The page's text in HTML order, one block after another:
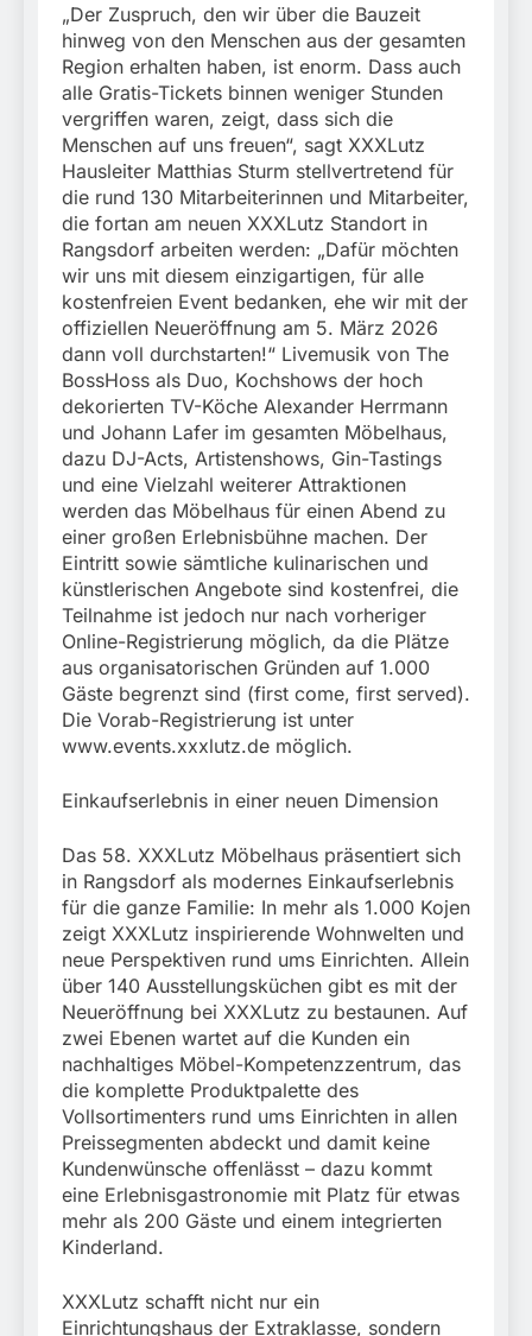
„Der Zuspruch, den wir über die Bauzeit
hinweg von den Menschen aus der gesamten
Region erhalten haben, ist enorm. Dass auch
alle Gratis-Tickets binnen weniger Stunden
vergriffen waren, zeigt, dass sich die
Menschen auf uns freuen“, sagt XXXLutz
Hausleiter Matthias Sturm stellvertretend für
die rund 130 Mitarbeiterinnen und Mitarbeiter,
die fortan am neuen XXXLutz Standort in
Rangsdorf arbeiten werden: „Dafür möchten
wir uns mit diesem einzigartigen, für alle
kostenfreien Event bedanken, ehe wir mit der
offiziellen Neueröffnung am 5. März 2026
dann voll durchstarten!“ Livemusik von The
BossHoss als Duo, Kochshows der hoch
dekorierten TV-Köche Alexander Herrmann
und Johann Lafer im gesamten Möbelhaus,
dazu DJ-Acts, Artistenshows, Gin-Tastings
und eine Vielzahl weiterer Attraktionen
werden das Möbelhaus für einen Abend zu
einer großen Erlebnisbühne machen. Der
Eintritt sowie sämtliche kulinarischen und
künstlerischen Angebote sind kostenfrei, die
Teilnahme ist jedoch nur nach vorheriger
Online-Registrierung möglich, da die Plätze
aus organisatorischen Gründen auf 1.000
Gäste begrenzt sind (first come, first served).
Die Vorab-Registrierung ist unter
www.events.xxxlutz.de möglich.
Einkaufserlebnis in einer neuen Dimension
Das 58. XXXLutz Möbelhaus präsentiert sich
in Rangsdorf als modernes Einkaufserlebnis
für die ganze Familie: In mehr als 1.000 Kojen
zeigt XXXLutz inspirierende Wohnwelten und
neue Perspektiven rund ums Einrichten. Allein
über 140 Ausstellungsküchen gibt es mit der
Neueröffnung bei XXXLutz zu bestaunen. Auf
zwei Ebenen wartet auf die Kunden ein
nachhaltiges Möbel-Kompetenzzentrum, das
die komplette Produktpalette des
Vollsortimenters rund ums Einrichten in allen
Preissegmenten abdeckt und damit keine
Kundenwünsche offenlässt – dazu kommt
eine Erlebnisgastronomie mit Platz für etwas
mehr als 200 Gäste und einem integrierten
Kinderland.
XXXLutz schafft nicht nur ein
Einrichtungshaus der Extraklasse, sondern